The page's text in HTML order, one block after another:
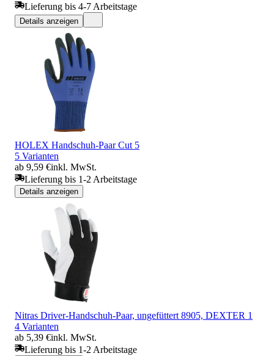
Lieferung bis 4-7 Arbeitstage
Details anzeigen
HOLEX Handschuh-Paar Cut 5
5 Varianten
ab 9,59 €inkl. MwSt.
Lieferung bis 1-2 Arbeitstage
Details anzeigen
Nitras Driver-Handschuh-Paar, ungefüttert 8905, DEXTER 1
4 Varianten
ab 5,39 €inkl. MwSt.
Lieferung bis 1-2 Arbeitstage